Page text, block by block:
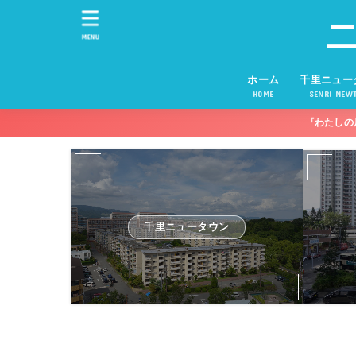
ホーム
HOME
千里ニュー
SENRI
MENU
『わたし
千里ニュータウン